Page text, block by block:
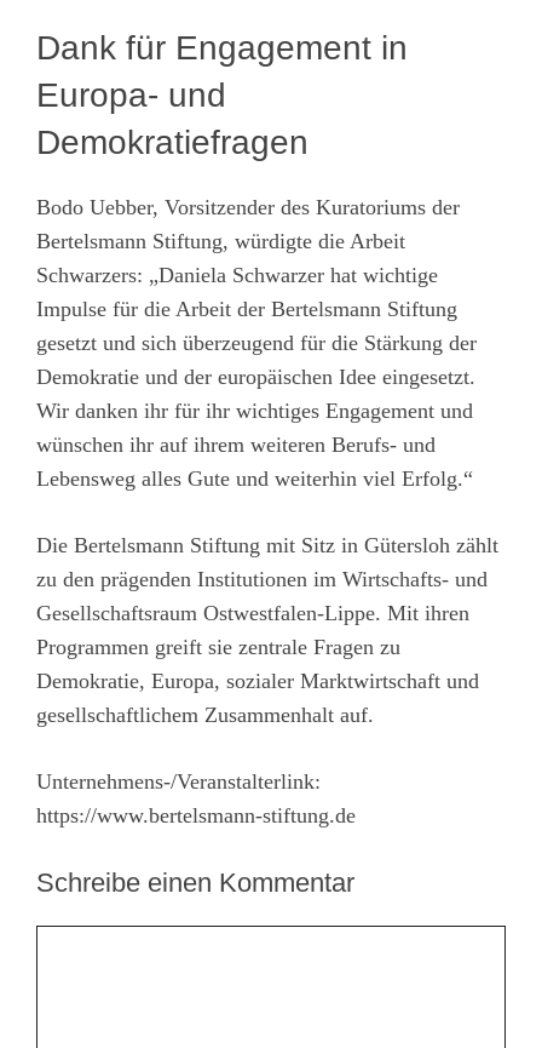
Dank für Engagement in
Europa- und
Demokratiefragen
Bodo Uebber, Vorsitzender des Kuratoriums der
Bertelsmann Stiftung, würdigte die Arbeit
Schwarzers: „Daniela Schwarzer hat wichtige
Impulse für die Arbeit der Bertelsmann Stiftung
gesetzt und sich überzeugend für die Stärkung der
Demokratie und der europäischen Idee eingesetzt.
Wir danken ihr für ihr wichtiges Engagement und
wünschen ihr auf ihrem weiteren Berufs- und
Lebensweg alles Gute und weiterhin viel Erfolg.“
Die Bertelsmann Stiftung mit Sitz in Gütersloh zählt
zu den prägenden Institutionen im Wirtschafts- und
Gesellschaftsraum Ostwestfalen-Lippe. Mit ihren
Programmen greift sie zentrale Fragen zu
Demokratie, Europa, sozialer Marktwirtschaft und
gesellschaftlichem Zusammenhalt auf.
Unternehmens-/Veranstalterlink:
https://www.bertelsmann-stiftung.de
Schreibe einen Kommentar